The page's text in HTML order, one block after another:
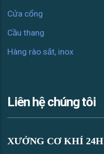
Cửa cổng
Cầu thang
Hàng rào sắt, inox
Liên hệ chúng tôi
XƯỞNG CƠ KHÍ 24H